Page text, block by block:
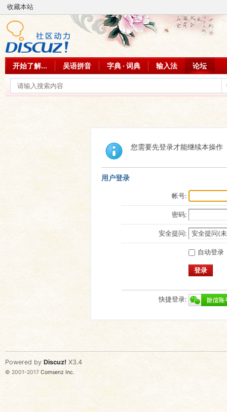
收藏本站
开始了解... 吴语拼音 字典 · 词典 输入法 论坛
您需要先登录才能继续本操作
用户登录
帐号:
密码:
安全提问:
自动登录
登录
快捷登录:
Powered by Discuz! X3.4
© 2001-2017 Comsenz Inc.